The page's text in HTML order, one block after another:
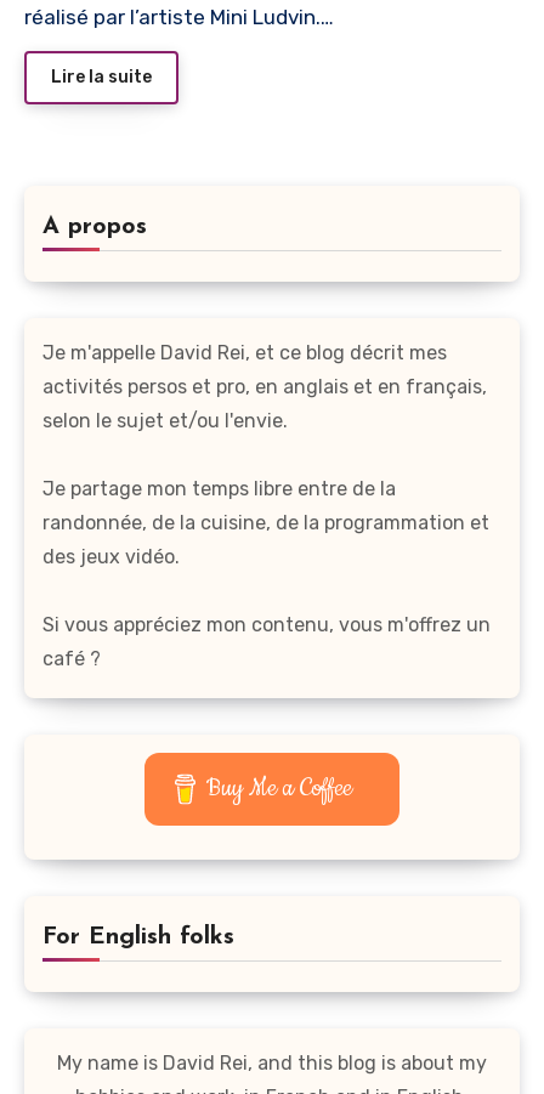
réalisé par l’artiste Mini Ludvin.…
Lire la suite
A propos
Je m'appelle David Rei, et ce blog décrit mes
activités persos et pro, en anglais et en français,
selon le sujet et/ou l'envie.
Je partage mon temps libre entre de la
randonnée, de la cuisine, de la programmation et
des jeux vidéo.
Si vous appréciez mon contenu, vous m'offrez un
café ?
Buy Me a Coffee
For English folks
My name is David Rei, and this blog is about my